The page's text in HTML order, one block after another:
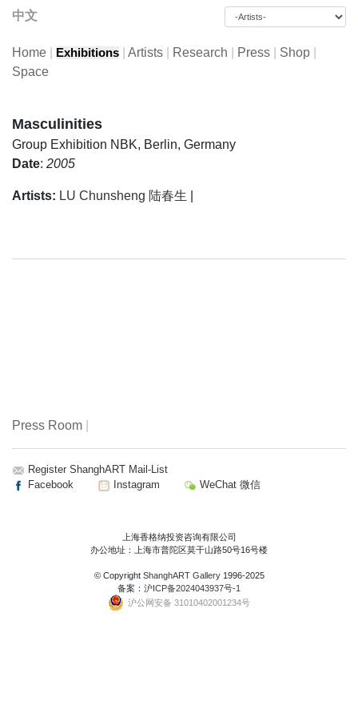
中文
Home Exhibitions Artists Research Press Shop
Space
Masculinities
Group Exhibition NBK, Berlin, Germany
Date: 2005
Artists: LU Chunsheng 陆春生
Press Room
Register ShanghART Mail-List
Facebook
Instagram WeChat 微信
上海香格纳投资咨询有限公司
办公地址：上海市普陀区莫干山路50号16号楼
© Copyright ShanghART Gallery1996-2025
备案： 沪ICP备2024043937号-1
沪公网安备 31010402001234号